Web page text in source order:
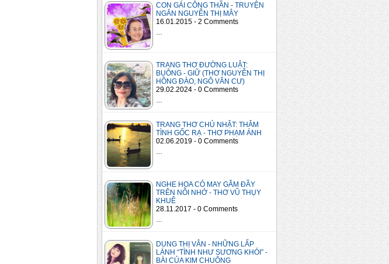
CON GÁI CÔNG THẦN - TRUYỆN
NGẮN NGUYỄN THỊ MÂY
16.01.2015 - 2 Comments
TRANG THƠ ĐƯỜNG LUẬT:
BUÔNG - GIỮ (THƠ NGUYỄN THỊ
HỒNG ĐÀO, NGÔ VĂN CƯ)
29.02.2024 - 0 Comments
TRANG THƠ CHỦ NHẬT: THÂM
TÌNH GỐC RẠ - THƠ PHẠM ÁNH
02.06.2019 - 0 Comments
NGHE HOA CỎ MAY GĂM ĐẦY
TRÊN NỖI NHỚ - THƠ VŨ THỤY
KHUÊ
28.11.2017 - 0 Comments
DUNG THỊ VÂN - NHỮNG LẤP
LÁNH “TÌNH NHƯ SƯƠNG KHÓI” -
BÀI CỦA KIM CHUÔNG